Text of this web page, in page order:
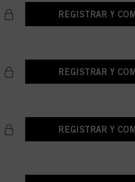
REGISTRAR Y
REGISTRAR Y
REGISTRAR Y